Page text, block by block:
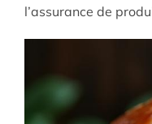
l’assurance de